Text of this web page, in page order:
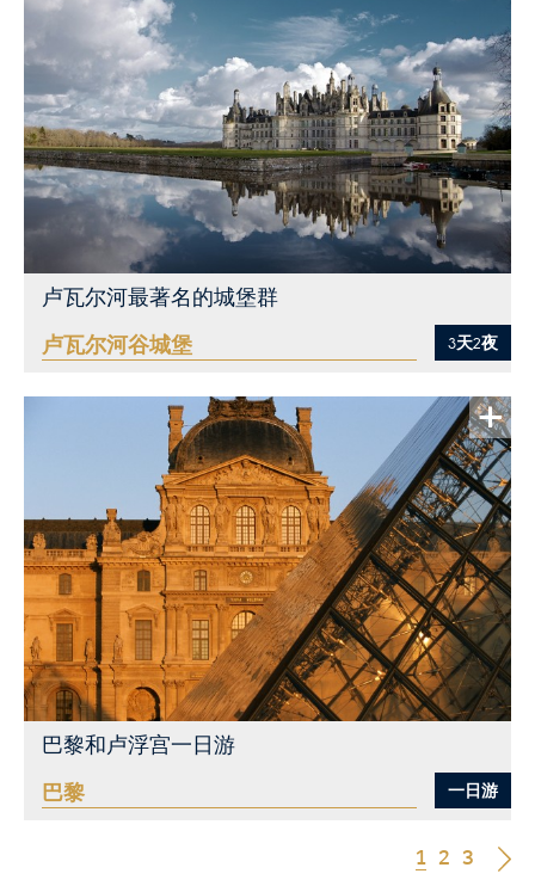
卢瓦尔河最著名的城堡群
卢瓦尔河谷城堡 3天2夜
巴黎和卢浮宫一日游
巴黎 一日游
1 2 3